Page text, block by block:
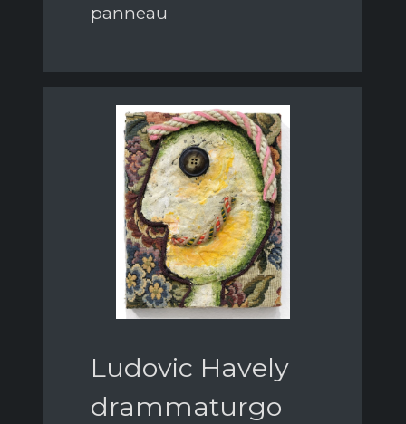
panneau
Ludovic Havely
drammaturgo